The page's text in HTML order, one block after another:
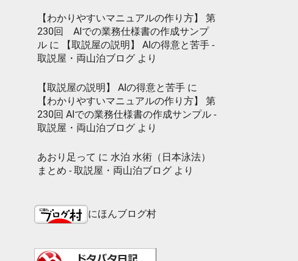
【わかりやすいマニュアルの作り方】 第
230回 AIでの業務仕様書の作成サンプ
ル に
【取説屋の説明】 AIの得意と苦手 -
取説屋・両山泊ブログ より
【取説屋の説明】 AIの得意と苦手 に
【わかりやすいマニュアルの作り方】 第
230回 AIでの業務仕様書の作成サンプル -
取説屋・両山泊ブログ より
あおり足って に 水泊 水術（日本泳法）
まとめ - 取説屋・両山泊ブログ より
にほんブログ村